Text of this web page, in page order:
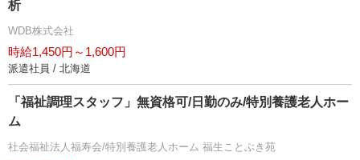
析
WDB株式会社
時給1,450円～1,600円
派遣社員 / 北海道
「福祉調理スタッフ」無資格可/日勤のみ/特別養護老人ホー
ム
社会福祉法人福寿会/特別養護老人ホーム 福生ことぶき苑